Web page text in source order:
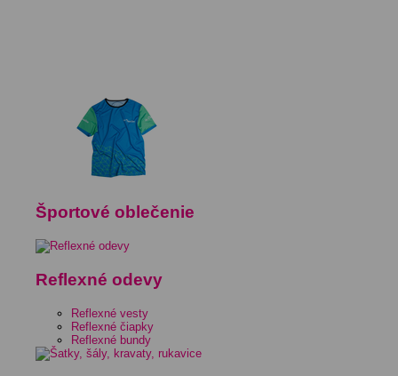
Športové oblečenie
Reflexné odevy
Reflexné vesty
Reflexné čiapky
Reflexné bundy